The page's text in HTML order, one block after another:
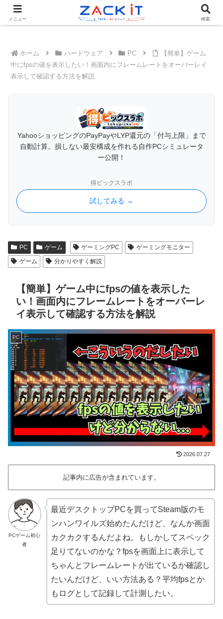
Tech×AIメディア『ZACK IT - 未来をもっと身近に』
ホーム ハードウェア PC
【簡単】ゲーム
中にfpsの値を表示したい！画面内にフレームレートをオーバーレイ
表示して確認する方法を解説
YahooショッピングのPayPayやLYP還元の「付与上限」まで
自動計算。損しない最安構成を作れる自作PCシミュレータ
ー公開！
得ピックスラボ
試してみる →
PC ゲーム ゲーミングPC
ゲーミングモニター
ゲーム
分かりやすく解説
【簡単】ゲーム中にfpsの値を表示した
い！画面内にフレームレートをオーバーレ
イ表示して確認する方法を解説
PC
2026.07.27
記事内に広告が含まれています。
PCゲーム初心
者
最近デスクトップPCを買ってSteam版のモ
ンハンワイルズ始めたんだけど、なんか画面
カクカクするんだよね。もしかしてスペック
足りてないのかな？fpsを画面上に表示して
ちゃんとフレームレートが出ているか確認し
たいんだけど、いい方法ある？平均fpsとか
もログとして記録して計測したい。
メニュー 検索